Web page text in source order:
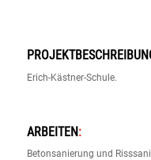
Erich-Kästner-Schule.
ARBEITEN:
Betonsanierung und